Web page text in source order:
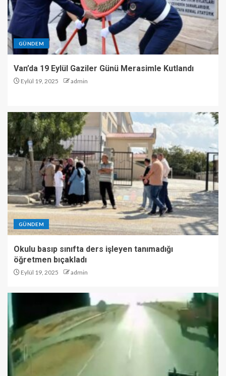
GÜNDEM
Van’da 19 Eylül Gaziler Günü Merasimle Kutlandı
Eylül 19, 2025 admin
GÜNDEM
Okulu basıp sınıfta ders işleyen tanımadığı
öğretmen bıçakladı
Eylül 19, 2025 admin